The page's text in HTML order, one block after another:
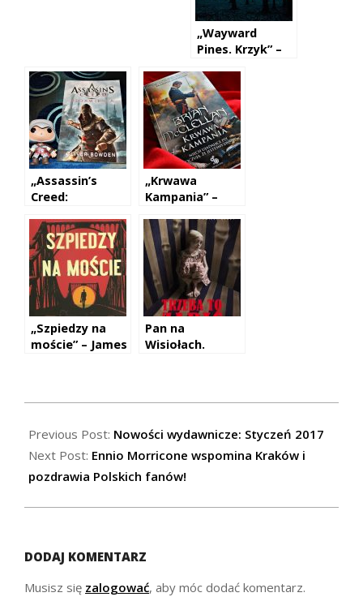
„Wayward
Pines. Krzyk” –
„Assassin’s
Creed:
Oliver Bowden
„Krwawa
Kampania” –
„Szpiedzy na
moście” – James
Pan na
Wisiołach.
01-
02
Previous Post: Nowości wydawnicze: Styczeń 2017
Next Post: Ennio Morricone wspomina Kraków i
pozdrawia Polskich fanów!
DODAJ KOMENTARZ
Musisz się zalogować, aby móc dodać komentarz.